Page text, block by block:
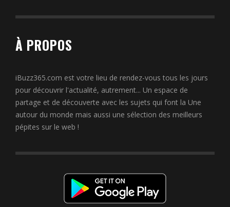
À PROPOS
iBuzz365.com est votre lieu de rendez-vous tous les jours
pour découvrir l'actualité, autrement... Un espace de
partage et de découverte avec les sujets qui font la Une
autour du monde mais aussi une sélection des meilleurs
pépites sur le web !